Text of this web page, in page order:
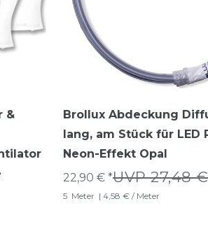
&
Brollux Abdeckung
lang, am Stück für LED
Neon-Effekt Opal
UVP 27,48 €
22,90 € *
5 Meter | 4,58 € / Meter